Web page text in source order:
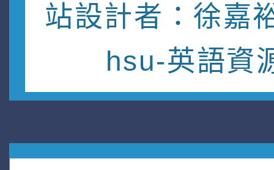
站設計者：徐嘉
hsu-英語資